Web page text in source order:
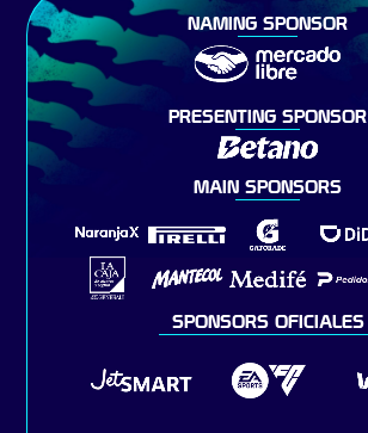
NAMING SPONSOR
PRESENTING SPONSOR
MAIN SPONSORS
SPONSORS OFICIALES